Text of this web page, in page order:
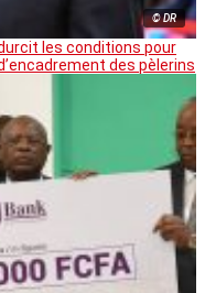
© DR
les conditions pour
des pèlerins